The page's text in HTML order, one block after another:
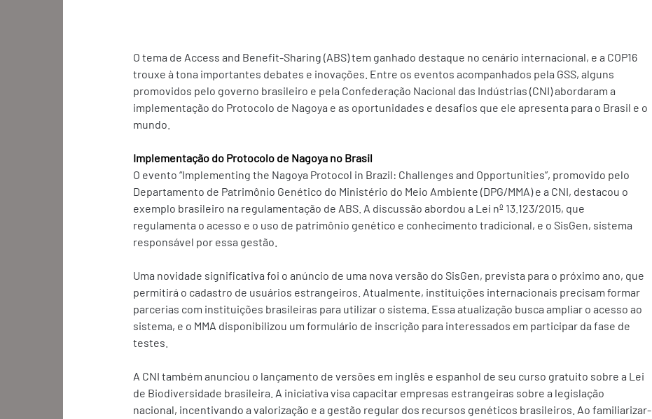
O tema de Access and Benefit-Sharing (ABS) tem ganhado destaque no cenário internacional, e a COP16
trouxe à tona importantes debates e inovações. Entre os eventos acompanhados pela GSS, alguns
promovidos pelo governo brasileiro e pela Confederação Nacional das Indústrias (CNI) abordaram a
implementação do Protocolo de Nagoya e as oportunidades e desafios que ele apresenta para o Brasil e o
mundo.
Implementação do Protocolo de Nagoya no Brasil
O evento “Implementing the Nagoya Protocol in Brazil: Challenges and Opportunities”, promovido pelo
Departamento de Patrimônio Genético do Ministério do Meio Ambiente (DPG/MMA) e a CNI, destacou o
exemplo brasileiro na regulamentação de ABS. A discussão abordou a Lei nº 13.123/2015, que
regulamenta o acesso e o uso de patrimônio genético e conhecimento tradicional, e o SisGen, sistema
responsável por essa gestão.
Uma novidade significativa foi o anúncio de uma nova versão do SisGen, prevista para o próximo ano, que
permitirá o cadastro de usuários estrangeiros. Atualmente, instituições internacionais precisam formar
parcerias com instituições brasileiras para utilizar o sistema. Essa atualização busca ampliar o acesso ao
sistema, e o MMA disponibilizou um formulário de inscrição para interessados em participar da fase de
testes.
A CNI também anunciou o lançamento de versões em inglês e espanhol de seu curso gratuito sobre a Lei
de Biodiversidade brasileira. A iniciativa visa capacitar empresas estrangeiras sobre a legislação
nacional, incentivando a valorização e a gestão regular dos recursos genéticos brasileiros. Ao familiarizar-